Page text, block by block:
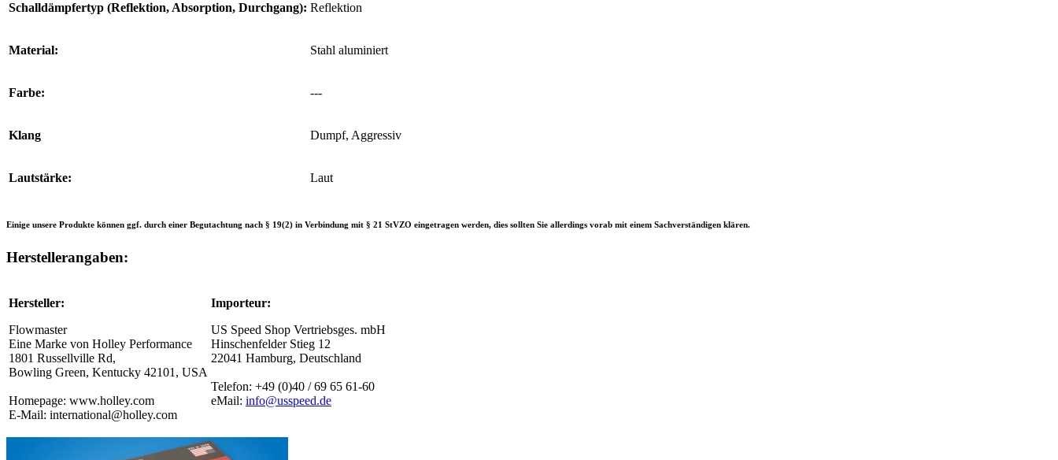
Schalldämpfertyp (Reflektion, Absorption, Durchgang): Reflektion
Material: Stahl aluminiert
Farbe: ---
Klang Dumpf, Aggressiv
Lautstärke: Laut
Einige unsere Produkte können ggf. durch einer Begutachtung nach § 19(2) in Verbindung mit § 21 StVZO eingetragen werden, dies sollten Sie allerdings vorab mit einem Sachverständigen klären.
Herstellerangaben:
Hersteller:
Flowmaster
Eine Marke von Holley Performance
1801 Russellville Rd,
Bowling Green, Kentucky 42101, USA
Homepage: www.holley.com
E-Mail: international@holley.com
Importeur:
US Speed Shop Vertriebsges. mbH
Hinschenfelder Stieg 12
22041 Hamburg, Deutschland
Telefon: +49 (0)40 / 69 65 61-60
eMail: info@usspeed.de